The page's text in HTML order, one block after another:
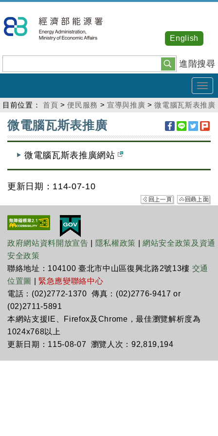
到
主
內
容
進階搜尋
English
目前位置： 首頁 >便民服務 >宣導與推廣 >微電腦瓦斯表推廣
:::
微電腦瓦斯表推廣
微電腦瓦斯表推廣網站
更新日期：114-07-10
政府網站資料開放宣告 隱私權政策 |網站安全政策及資通
安全政策
聯絡地址：104100 臺北市中山區復興北路2號13樓 交通
位置圖
緊急應變聯絡中心
電話：(02)2772-1370 傳真：(02)2776-9417 or
(02)2711-5891
本網站支援IE、Firefox及Chrome，最佳瀏覽解析度為
1024x768以上
更新日期：115-08-07 瀏覽人次：92,819,194